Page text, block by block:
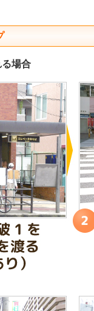
場合